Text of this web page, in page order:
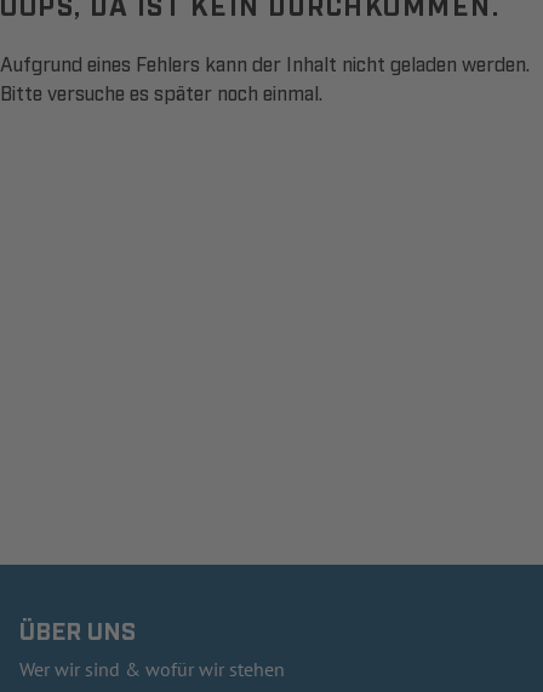
Aufgrund eines Fehlers kann der Inhalt nicht geladen werden.
Bitte versuche es später noch einmal.
ÜBER UNS
Wer wir sind & wofür wir stehen